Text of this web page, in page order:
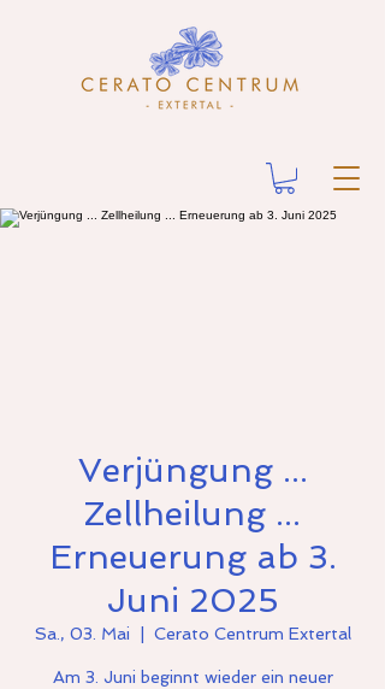
Verjüngung ...
Zellheilung ...
Erneuerung ab 3.
Juni 2025
Sa., 03. Mai Cerato Centrum Extertal
Am 3. Juni beginnt wieder ein neuer